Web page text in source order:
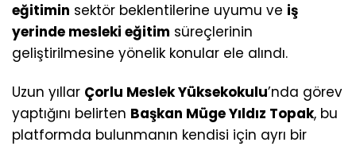
eğitimin sektör beklentilerine uyumu ve iş
yerinde mesleki eğitim süreçlerinin
geliştirilmesine yönelik konular ele alındı.
Uzun yıllar Çorlu Meslek Yüksekokulu’nda görev
yaptığını belirten Başkan Müge Yıldız Topak, bu
platformda bulunmanın kendisi için ayrı bir